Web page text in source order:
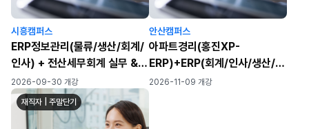
시흥캠퍼스
ERP정보관리(물류/생산/회계/
인사) + 전산세무회계 실무 &
자격증 취득 과정
2026-09-30 개강
안산캠퍼스
아파트경리(홍진XP-
ERP)+ERP(회계/인사/생산/물
류)+전산세무회계
2026-11-09 개강
재직자 | 주말단기